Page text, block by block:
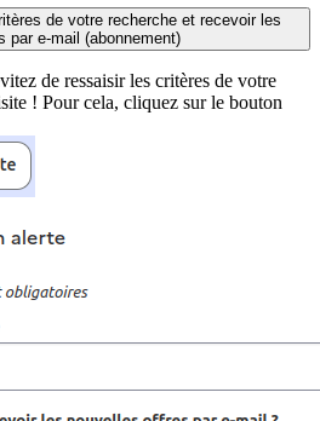
de votre recherche et recevoir les
par e-mail (abonnement)
de ressaisir les critères de votre
! Pour cela, cliquez sur le bouton